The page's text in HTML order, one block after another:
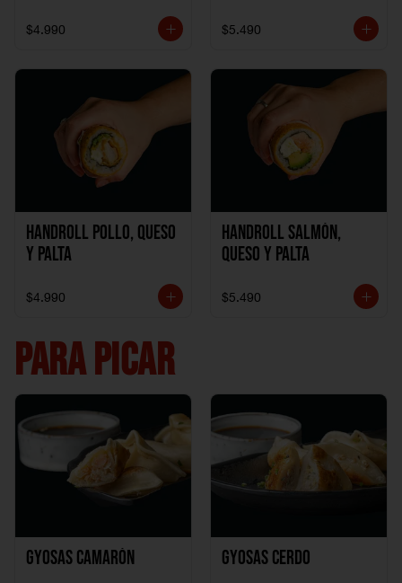
$4.990 $5.490
Handroll Pollo, Queso
y Palta
$4.990
Handroll Salmón,
Queso y Palta
$5.490
PARA PICAR
Gyosas Camarón Gyosas Cerdo